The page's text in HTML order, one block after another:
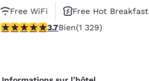
Free WiFi
Free Hot Breakfast
3.72 étoiles. Bien. 1329 commentaires
3.7Bien(1 329)